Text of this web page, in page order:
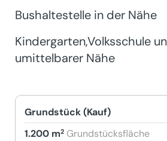
Bushaltestelle in der Nähe
Kindergarten,Volksschule
umittelbarer Nähe
Grundstück (Kauf)
1.200 m2 Grundstücksfläche